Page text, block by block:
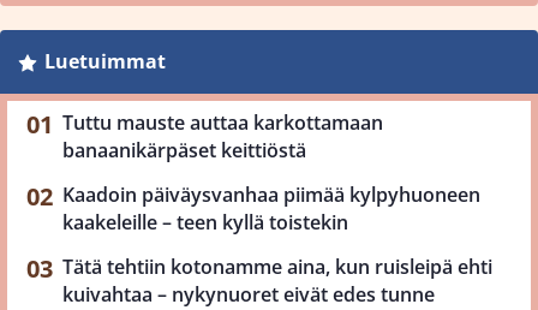
Luetuimmat
Tuttu mauste auttaa karkottamaan
banaanikärpäset keittiöstä
Kaadoin päiväysvanhaa piimää kylpyhuoneen
kaakeleille – teen kyllä toistekin
Tätä tehtiin kotonamme aina, kun ruisleipä ehti
kuivahtaa – nykynuoret eivät edes tunne